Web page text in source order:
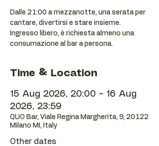
Dalle 21:00 a mezzanotte, una serata per
cantare, divertirsi e stare insieme.
Ingresso libero, è richiesta almeno una
consumazione al bar a persona.
Time & Location
15 Aug 2026, 20:00 – 16 Aug
2026, 23:59
QUO Bar, Viale Regina Margherita, 9, 20122
Milano MI, Italy
Other dates